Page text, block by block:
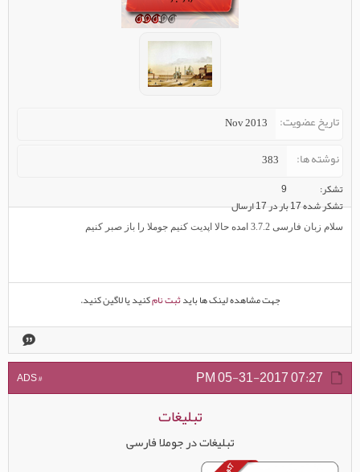
تاریخ عضویت Nov 2013
نوشته ها 383
تشکر
9
تشکر شده 17 بار در 17 ارسال
سلام زبان فارسی 3.7.2 امده حالا اپدیت کنیم جوملا را باز صبر کنیم
جهت مشاهده لینک ها بایدثبت نامکنید یا لاگین کنید.
05-31-201707:27 PM
# ADS
تبلیغات
تبلیغات در جوملا فارسی